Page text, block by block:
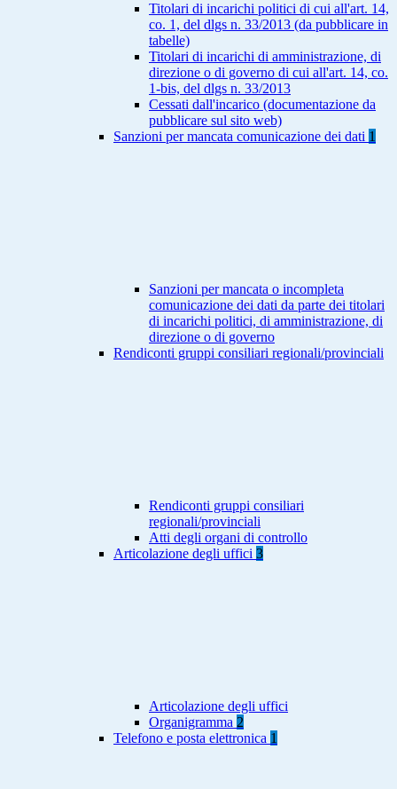
Titolari di incarichi politici di cui all'art. 14,
co. 1, del dlgs n. 33/2013 (da pubblicare in
tabelle)
Titolari di incarichi di amministrazione, di
direzione o di governo di cui all'art. 14, co.
1-bis, del dlgs n. 33/2013
Cessati dall'incarico (documentazione da
pubblicare sul sito web)
Sanzioni per mancata comunicazione dei dati 1
Sanzioni per mancata o incompleta
comunicazione dei dati da parte dei titolari
di incarichi politici, di amministrazione, di
direzione o di governo
Rendiconti gruppi consiliari regionali/provinciali
Rendiconti gruppi consiliari
regionali/provinciali
Atti degli organi di controllo
Articolazione degli uffici 3
Articolazione degli uffici
Organigramma 2
Telefono e posta elettronica 1